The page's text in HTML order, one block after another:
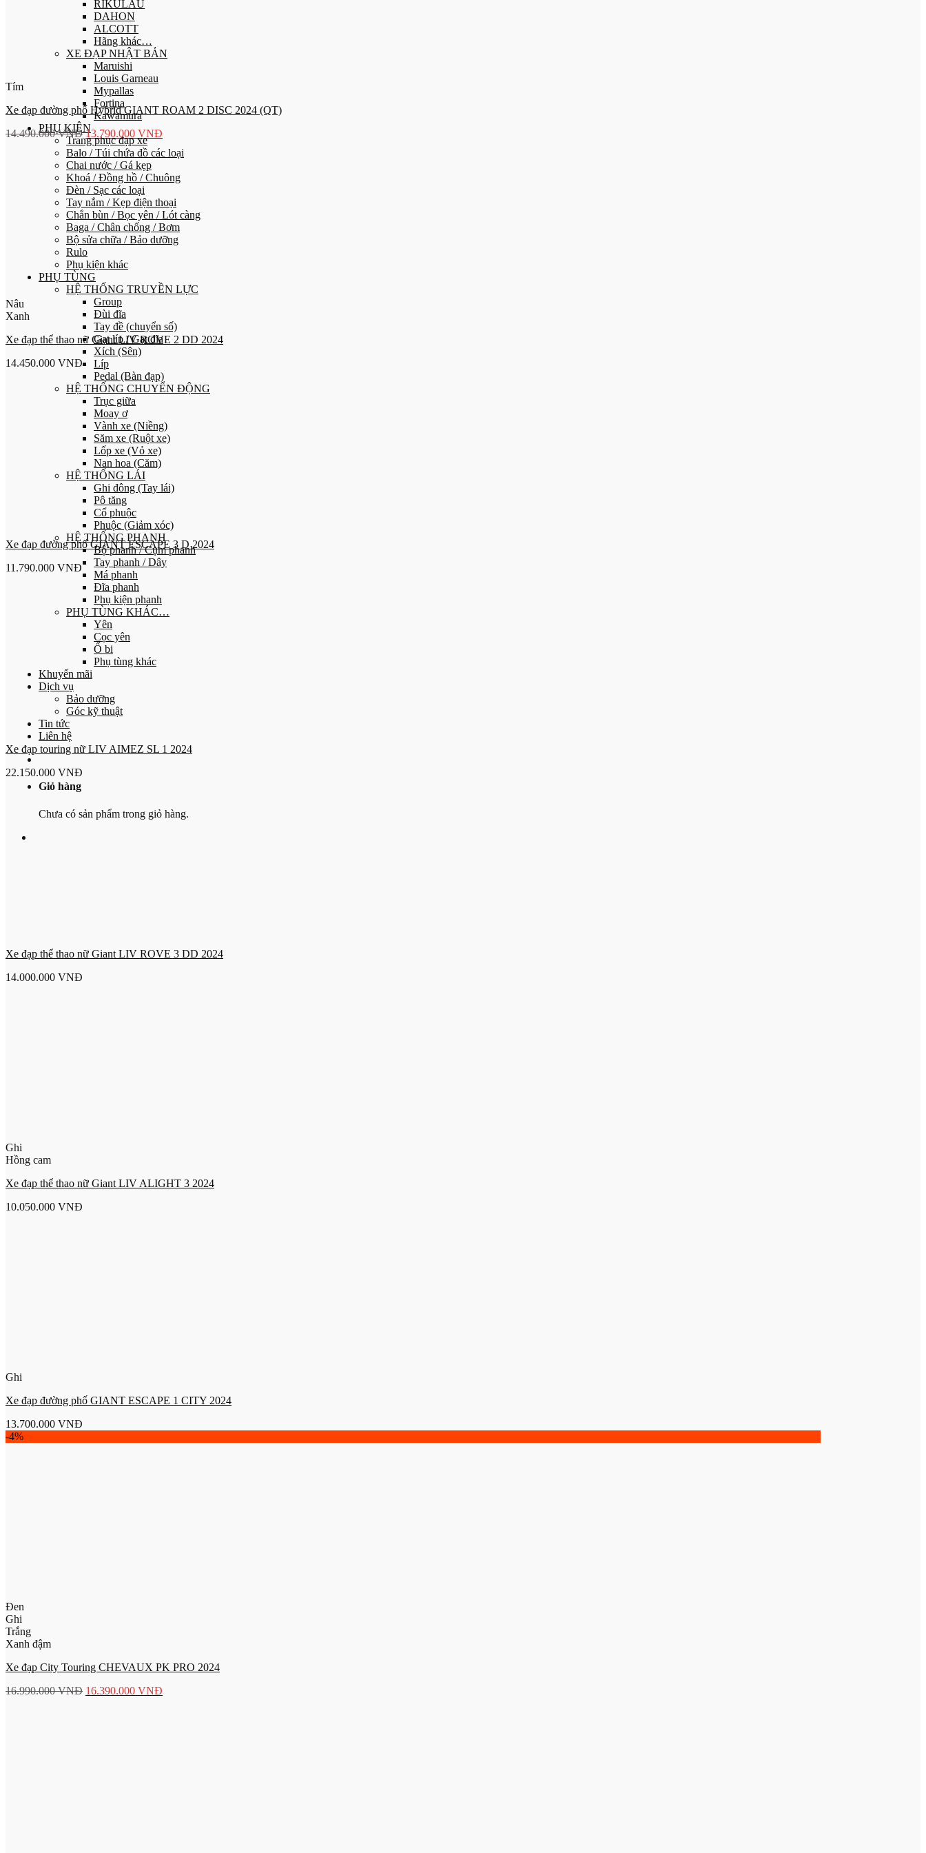
RIKULAU
DAHON
ALCOTT
Hãng khác…
XE ĐẠP NHẬT BẢN
Maruishi
Louis Garneau
Mypallas
Fortina
Kawamura
PHỤ KIỆN
Trang phục đạp xe
Balo / Túi chứa đồ các loại
Chai nước / Gá kẹp
Khoá / Đồng hồ / Chuông
Đèn / Sạc các loại
Tay nắm / Kẹp điện thoại
Chắn bùn / Bọc yên / Lót càng
Baga / Chân chống / Bơm
Bộ sửa chữa / Bảo dưỡng
Rulo
Phụ kiện khác
PHỤ TÙNG
HỆ THỐNG TRUYỀN LỰC
Group
Đùi đĩa
Tay đề (chuyển số)
Gạt líp / Gạt đĩa
Xích (Sên)
Líp
Pedal (Bàn đạp)
HỆ THỐNG CHUYỂN ĐỘNG
Trục giữa
Moay ơ
Vành xe (Niềng)
Săm xe (Ruột xe)
Lốp xe (Vỏ xe)
Nan hoa (Căm)
HỆ THỐNG LÁI
Ghi đông (Tay lái)
Pô tăng
Cổ phuộc
Phuộc (Giảm xóc)
HỆ THỐNG PHANH
Bộ phanh / Cụm phanh
Tay phanh / Dây
Má phanh
Đĩa phanh
Phụ kiện phanh
PHỤ TÙNG KHÁC…
Yên
Cọc yên
Ổ bi
Phụ tùng khác
Khuyến mãi
Dịch vụ
Bảo dưỡng
Góc kỹ thuật
Tin tức
Liên hệ
Giỏ hàng
Chưa có sản phẩm trong giỏ hàng.
Tím
Xe đạp đường phố Hybrid GIANT ROAM 2 DISC 2024 (QT)
14.490.000VNĐ 13.790.000 VNĐ
Nâu
Xanh
Xe đạp thể thao nữ Giant LIV ROVE 2 DD 2024
14.450.000 VNĐ
Xe đạp đường phố GIANT ESCAPE 3 D 2024
11.790.000 VNĐ
Xe đạp touring nữ LIV AIMEZ SL 1 2024
22.150.000 VNĐ
Xe đạp thể thao nữ Giant LIV ROVE 3 DD 2024
14.000.000 VNĐ
Ghi
Hồng cam
Xe đạp thể thao nữ Giant LIV ALIGHT 3 2024
10.050.000 VNĐ
Ghi
Xe đạp đường phố GIANT ESCAPE 1 CITY 2024
13.700.000 VNĐ
-4%
Đen
Ghi
Trắng
Xanh đậm
Xe đạp City Touring CHEVAUX PK PRO 2024
16.990.000VNĐ 16.390.000 VNĐ